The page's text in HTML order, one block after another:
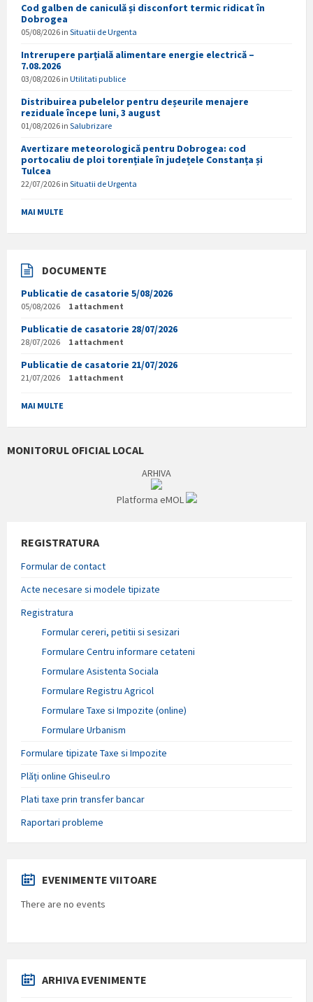
Cod galben de caniculă și disconfort termic ridicat în
Dobrogea
05/08/2026 in Situatii de Urgenta
Intrerupere parțială alimentare energie electrică –
7.08.2026
03/08/2026 in Utilitati publice
Distribuirea pubelelor pentru deșeurile menajere
reziduale începe luni, 3 august
01/08/2026 in Salubrizare
Avertizare meteorologică pentru Dobrogea: cod
portocaliu de ploi torențiale în județele Constanța și
Tulcea
22/07/2026 in Situatii de Urgenta
MAI MULTE
DOCUMENTE
Publicatie de casatorie 5/08/2026
05/08/2026 1 attachment
Publicatie de casatorie 28/07/2026
28/07/2026 1 attachment
Publicatie de casatorie 21/07/2026
21/07/2026 1 attachment
MAI MULTE
MONITORUL OFICIAL LOCAL
ARHIVA
Platforma eMOL
REGISTRATURA
Formular de contact
Acte necesare si modele tipizate
Registratura
Formular cereri, petitii si sesizari
Formulare Centru informare cetateni
Formulare Asistenta Sociala
Formulare Registru Agricol
Formulare Taxe si Impozite (online)
Formulare Urbanism
Formulare tipizate Taxe si Impozite
Plăți online Ghiseul.ro
Plati taxe prin transfer bancar
Raportari probleme
EVENIMENTE VIITOARE
There are no events
ARHIVA EVENIMENTE